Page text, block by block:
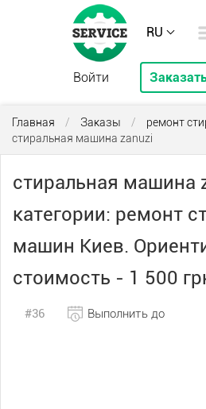
RU
Войти
Главная / Заказы / ремонт
стиральная машина zanuzi
стиральная машина
категории: ремонт
машин Киев.
стоимость - 1 500
#36 Выполнить до